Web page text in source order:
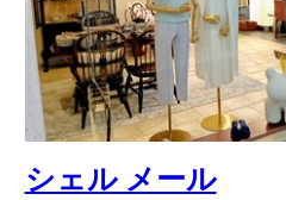
052-232-8480